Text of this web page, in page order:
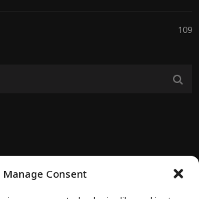
Manage Consent
109